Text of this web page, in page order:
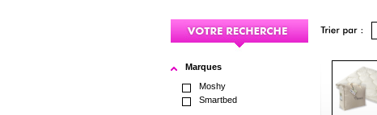
Marques
Moshy
Smartbed